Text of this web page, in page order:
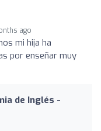
ago
mi hija ha
por enseñar muy
de Inglés -